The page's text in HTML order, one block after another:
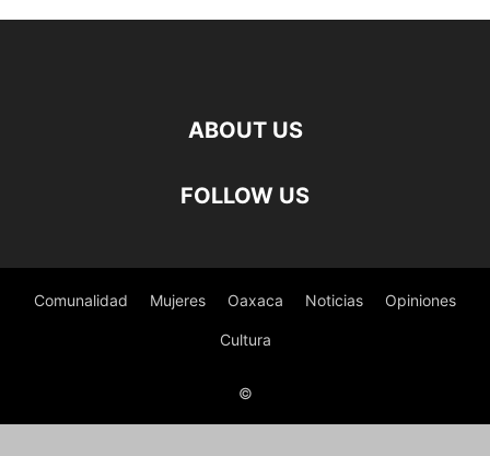
ABOUT US
FOLLOW US
Comunalidad Mujeres Oaxaca Noticias Opiniones
Cultura
©